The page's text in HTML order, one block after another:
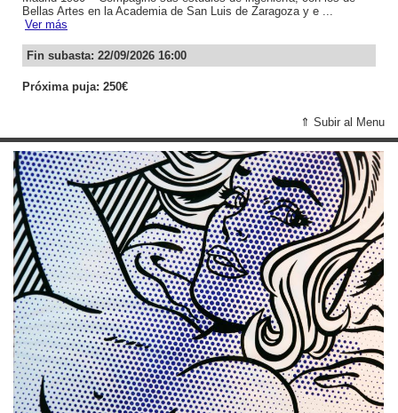
Bellas Artes en la Academia de San Luis de Zaragoza y e ...
Ver más
Fin subasta: 22/09/2026 16:00
Próxima puja: 250€
⇑ Subir al Menu